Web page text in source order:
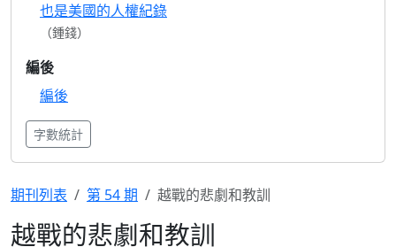
也是美國的人權紀錄
（鍾錢）
編後
編後
字數統計
期刊列表 第 54 期 越戰的悲劇和教訓
越戰的悲劇和教訓